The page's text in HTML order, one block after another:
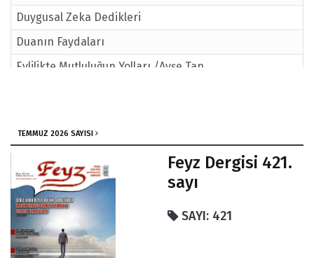
Duygusal Zeka Dedikleri
Duanın Faydaları
Evlilikte Mutluluğun Yolları /Ayşe Tan
TEMMUZ 2026 SAYISI
Feyz Dergisi 421.
sayı
SAYI: 421